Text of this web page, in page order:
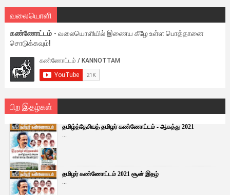
வலையொளி
கண்ணோட்டம் - வலையொளியில் இணைய கீழே உள்ள பொத்தானை
சொடுக்கவும்!
பிற இதழ்கள்
தமிழ்த்தேசியத் தமிழர் கண்ணோட்டம் - ஆகத்து 2021
...
தமிழர் கண்ணோட்டம் 2021 சூன் இதழ்
...